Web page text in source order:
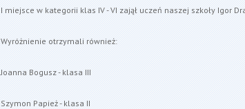
I miejsce w kategorii klas IV - VI zajął uczeń naszej szkoły Igor
Wyróżnienie otrzymali również:
Joanna Bogusz - klasa III
Szymon Papież - klasa II